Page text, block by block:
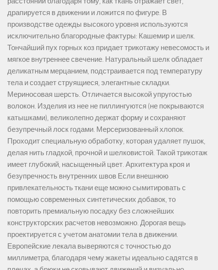
драпируется в движении и ложится по фигуре. В
производстве одежды высокого уровня используются
исключительно благородные фактуры: Кашемир и шелк.
Тончайший пух горных коз придает трикотажу невесомость и
мягкое внутреннее свечение. Натуральный шелк обладает
деликатным мерцанием, подстраивается под температуру
тела и создает струящиеся, элегантные складки.
Мериносовая шерсть. Отличается высокой упругостью
волокон. Изделия из нее не пиллингуются (не покрываются
катышками), великолепно держат форму и сохраняют
безупречный лоск годами. Мерсеризованный хлопок.
Проходит специальную обработку, которая удаляет пушок,
делая нить гладкой, прочной и шелковистой. Такой трикотаж
имеет глубокий, насыщенный цвет. Архитектура кроя и
безупречность внутренних швов Если внешнюю
привлекательность ткани еще можно сымитировать с
помощью современных синтетических добавок, то
повторить премиальную посадку без сложнейших
конструкторских расчетов невозможно. Дорогая вещь
проектируется с учетом анатомии тела в движении.
Европейские лекала выверяются с точностью до
миллиметра, благодаря чему жакеты идеально садятся в